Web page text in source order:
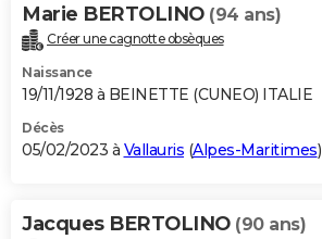
Marie BERTOLINO (94 ans)
Créer une cagnotte obsèques
Naissance
19/11/1928 à BEINETTE (CUNEO) ITALIE
Décès
05/02/2023 à Vallauris (Alpes-Maritimes)
Jacques BERTOLINO (90 ans)